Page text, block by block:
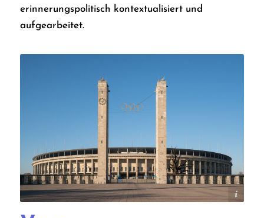
erinnerungspolitisch kontextualisiert und
aufgearbeitet.
Thomas Wolf, www.foto-tw.de